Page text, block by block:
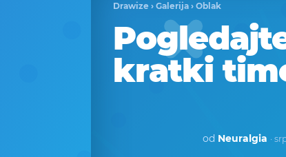
Drawize › Galerija › Oblak
kratki
od Neuralgia ·